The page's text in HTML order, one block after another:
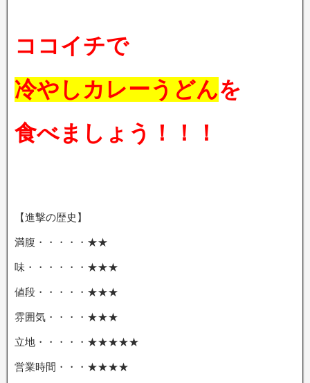
ココイチで
冷やしカレーうどんを
食べましょう！！！
【進撃の歴史】
満腹・・・・・★★
味・・・・・・★★★
値段・・・・・★★★
雰囲気・・・・★★★
立地・・・・・★★★★★
営業時間・・・★★★★